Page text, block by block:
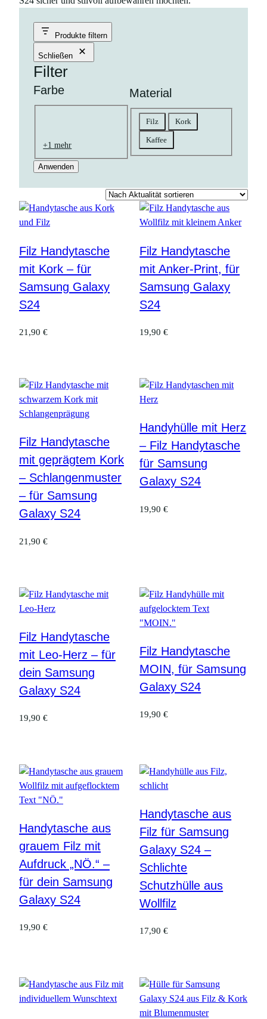
Produkte filtern
Schließen
Filter
Farbe
+1 mehr
Material
Material
Filz Kork
Kaffee
Anwenden
Filz Handytasche
mit Kork – für
Samsung Galaxy
S24
21,90 €
Filz Handytasche
mit Anker-Print, für
Samsung Galaxy
S24
19,90€
Filz Handytasche
mit geprägtem Kork
– Schlangenmuster
– für Samsung
Galaxy S24
21,90 €
Handyhülle mit Herz
– Filz Handytasche
für Samsung
Galaxy S24
19,90€
Filz Handytasche
mit Leo-Herz – für
dein Samsung
Galaxy S24
19,90 €
Filz Handytasche
MOIN, für Samsung
Galaxy S24
19,90€
Handytasche aus
grauem Filz mit
Aufdruck „NÖ.“ –
für dein Samsung
Galaxy S24
19,90 €
Handytasche aus
Filz für Samsung
Galaxy S24 –
Schlichte
Schutzhülle aus
Wollfilz
17,90€